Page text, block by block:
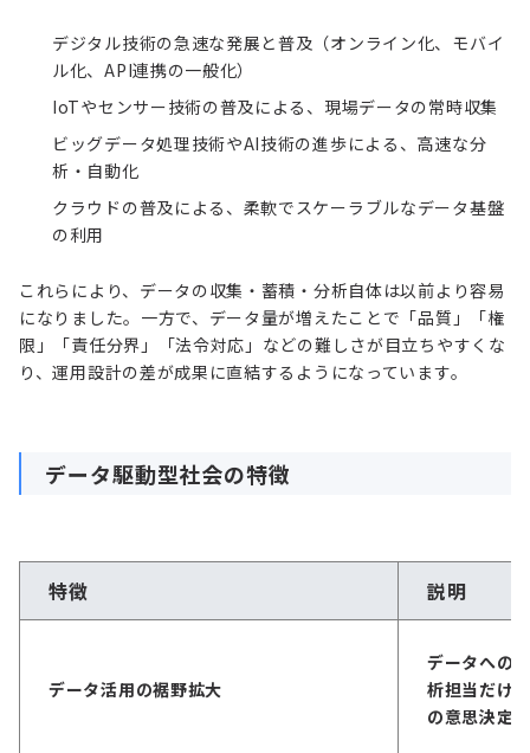
デジタル技術の急速な発展と普及（オンライン化、モバイ
ル化、API連携の一般化）
IoTやセンサー技術の普及による、現場データの常時収集
ビッグデータ処理技術やAI技術の進歩による、高速な分
析・自動化
クラウドの普及による、柔軟でスケーラブルなデータ基盤
の利用
これらにより、データの収集・蓄積・分析自体は以前より容易
になりました。一方で、データ量が増えたことで「品質」「権
限」「責任分界」「法令対応」などの難しさが目立ちやすくな
り、運用設計の差が成果に直結するようになっています。
データ駆動型社会の特徴
特徴 説明
データ活用の裾野拡大
データへの
析担当だけ
の意思決定